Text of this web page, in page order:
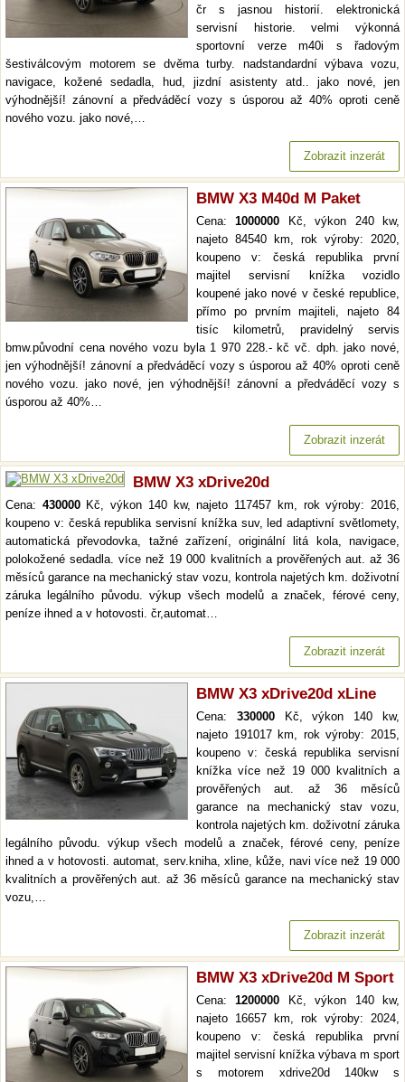
čr s jasnou historií. elektronická
servisní historie. velmi výkonná
sportovní verze m40i s řadovým
šestiválcovým motorem se dvěma turby. nadstandardní výbava vozu,
navigace, kožené sedadla, hud, jizdní asistenty atd.. jako nové, jen
výhodnější! zánovní a předváděcí vozy s úsporou až 40% oproti ceně
nového vozu. jako nové,…
Zobrazit inzerát
BMW X3 M40d M Paket
Cena:1000000 Kč, výkon 240 kw,
najeto 84540 km, rok výroby: 2020,
koupeno v: česká republika první
majitel servisní knížka vozidlo
koupené jako nové v české republice,
přímo po prvním majiteli, najeto 84
tisíc kilometrů, pravidelný servis
bmw.původní cena nového vozu byla 1 970 228.- kč vč. dph. jako nové,
jen výhodnější! zánovní a předváděcí vozy s úsporou až 40% oproti ceně
nového vozu. jako nové, jen výhodnější! zánovní a předváděcí vozy s
úsporou až 40%…
Zobrazit inzerát
BMW X3 xDrive20d
Cena: 430000Kč, výkon 140 kw, najeto 117457 km, rok výroby: 2016,
koupeno v: česká republika servisní knížka suv, led adaptivní světlomety,
automatická převodovka, tažné zařízení, originální litá kola, navigace,
polokožené sedadla. více než 19 000 kvalitních a prověřených aut. až 36
měsíců garance na mechanický stav vozu, kontrola najetých km. doživotní
záruka legálního původu. výkup všech modelů a značek, férové ceny,
peníze ihned a v hotovosti. čr,automat…
Zobrazit inzerát
BMW X3 xDrive20d xLine
Cena: 330000Kč, výkon 140 kw,
najeto 191017 km, rok výroby: 2015,
koupeno v: česká republika servisní
knížka více než 19 000 kvalitních a
prověřených aut. až 36 měsíců
garance na mechanický stav vozu,
kontrola najetých km. doživotní záruka
legálního původu. výkup všech modelů a značek, férové ceny, peníze
ihned a v hotovosti. automat, serv.kniha, xline, kůže, navi více než 19 000
kvalitních a prověřených aut. až 36 měsíců garance na mechanický stav
vozu,…
Zobrazit inzerát
BMW X3 xDrive20d M Sport
Cena:1200000 Kč, výkon 140 kw,
najeto 16657 km, rok výroby: 2024,
koupeno v: česká republika první
majitel servisní knížka výbava m sport
s motorem xdrive20d 140kw s